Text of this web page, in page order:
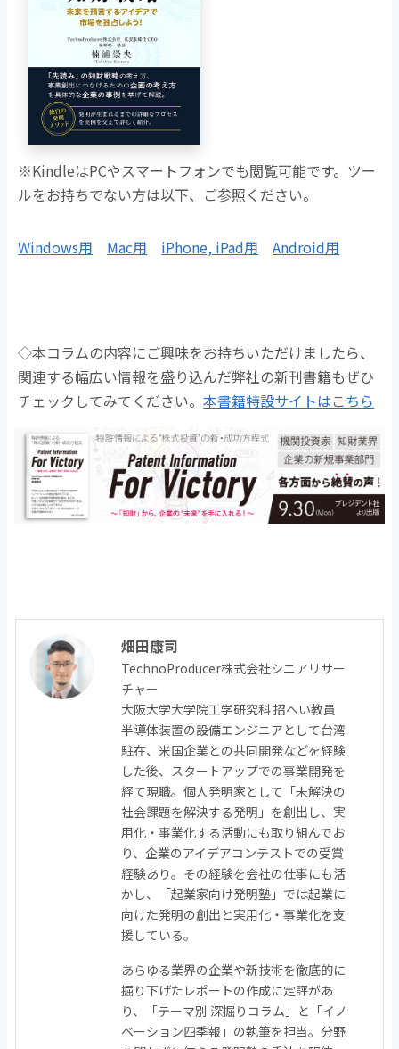
※KindleはPCやスマートフォンでも閲覧可能です。ツー
ルをお持ちでない方は以下、ご参照ください。
Windows用 Mac用 iPhone, iPad用 Android用
◇本コラムの内容にご興味をお持ちいただけましたら、
関連する幅広い情報を盛り込んだ弊社の新刊書籍もぜひ
チェックしてみてください。本書籍特設サイトはこちら
畑田康司
TechnoProducer株式会社シニアリサー
チャー
大阪大学大学院工学研究科 招へい教員
半導体装置の設備エンジニアとして台湾
駐在、米国企業との共同開発などを経験
した後、スタートアップでの事業開発を
経て現職。個人発明家として「未解決の
社会課題を解決する発明」を創出し、実
用化・事業化する活動にも取り組んでお
り、企業のアイデアコンテストでの受賞
経験あり。その経験を会社の仕事にも活
かし、「起業家向け発明塾」では起業に
向けた発明の創出と実用化・事業化を支
援している。
あらゆる業界の企業や新技術を徹底的に
掘り下げたレポートの作成に定評があ
り、「テーマ別 深掘りコラム」と「イノ
ベーション四季報」の執筆を担当。分野